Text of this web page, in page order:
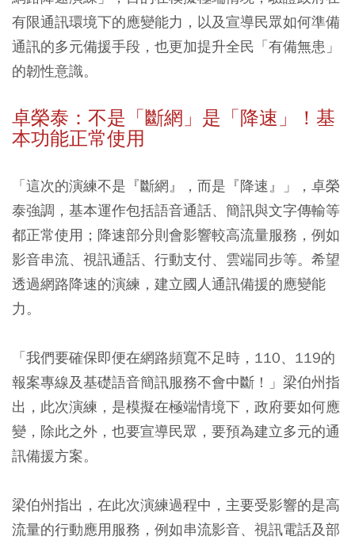
有限通訊環境下的應變能力，以及宣導民眾如何準備
通訊的多元備援手段，也更加提升全民「有備無患」
的韌性意識。
卓榮泰：不是「斷網」是「降速」！基
本功能正常使用
「這次的演練不是『斷網』，而是『降速』」，卓榮
泰強調，基本運作包括語音通話、簡訊與文字傳輸等
都正常使用；降速部分則會影響較高流量服務，例如
影音串流、視訊通話、行動支付、雲端同步等。希望
透過網路降速的演練，建立國人通訊備援的應變能
力。
「我們要確保即便在網路頻寬不足時，110、119的
報案專線及基礎語音簡訊服務不會中斷！」梁伯州指
出，此次演練，是模擬在極端情境下，政府要如何應
變，除此之外，也要宣導民眾，要預為建立多元的通
訊備援方案。
梁伯州指出，在此次演練過程中，主要受影響的是高
流量的行動應用服務，例如串流影音、視訊電話及部